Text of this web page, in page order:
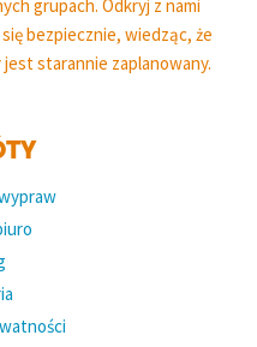
grupach. Odkryj z nami
bezpiecznie, wiedząc, że
starannie zaplanowany.